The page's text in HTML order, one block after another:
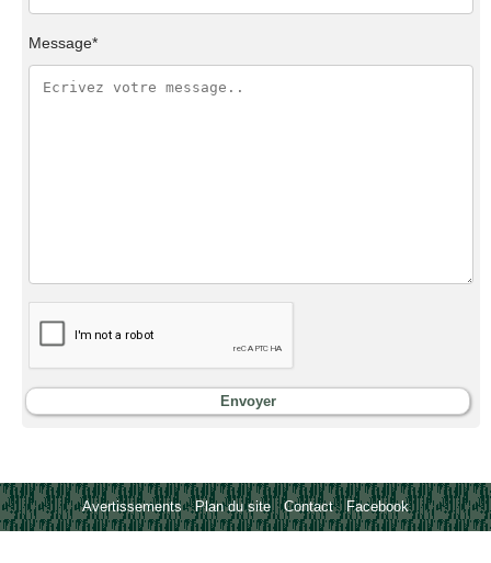
Message*
Avertissements-Plan du site -Contact- Facebook